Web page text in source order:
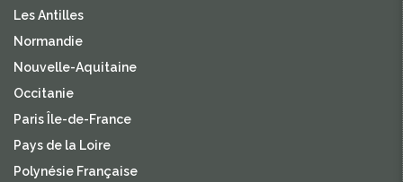
Les Antilles
Normandie
Nouvelle-Aquitaine
Occitanie
Paris Île-de-France
Pays de la Loire
Polynésie Française